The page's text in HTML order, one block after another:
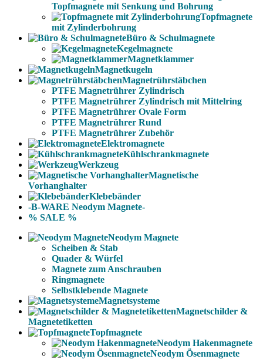
Topfmagnete mit Senkung und Bohrung
Topfmagnete
mit Zylinderbohrung
Büro & Schulmagnete
Kegelmagnete
Magnetklammer
Magnetkugeln
Magnetrührstäbchen
PTFE Magnetrührer Zylindrisch
PTFE Magnetrührer Zylindrisch mit Mittelring
PTFE Magnetrührer Ovale Form
PTFE Magnetrührer Rund
PTFE Magnetrührer Zubehör
Elektromagnete
Kühlschrankmagnete
Werkzeug
Magnetische
Vorhanghalter
Klebebänder
-B-WARE Neodym Magnete-
% SALE %
Neodym Magnete
Scheiben & Stab
Quader & Würfel
Magnete zum Anschrauben
Ringmagnete
Selbstklebende Magnete
Magnetsysteme
Magnetschilder &
Magnetetiketten
Topfmagnete
Neodym Hakenmagnete
Neodym Ösenmagnete